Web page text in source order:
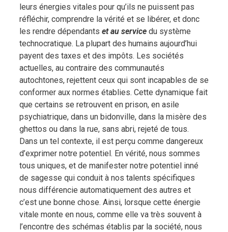
leurs énergies vitales pour qu’ils ne puissent pas
réfléchir, comprendre la vérité et se libérer, et donc
les rendre dépendants et au service du système
technocratique. La plupart des humains aujourd’hui
payent des taxes et des impôts. Les sociétés
actuelles, au contraire des communautés
autochtones, rejettent ceux qui sont incapables de se
conformer aux normes établies. Cette dynamique fait
que certains se retrouvent en prison, en asile
psychiatrique, dans un bidonville, dans la misère des
ghettos ou dans la rue, sans abri, rejeté de tous.
Dans un tel contexte, il est perçu comme dangereux
d’exprimer notre potentiel. En vérité, nous sommes
tous uniques, et de manifester notre potentiel inné
de sagesse qui conduit à nos talents spécifiques
nous différencie automatiquement des autres et
c’est une bonne chose. Ainsi, lorsque cette énergie
vitale monte en nous, comme elle va très souvent à
l’encontre des schémas établis par la société, nous